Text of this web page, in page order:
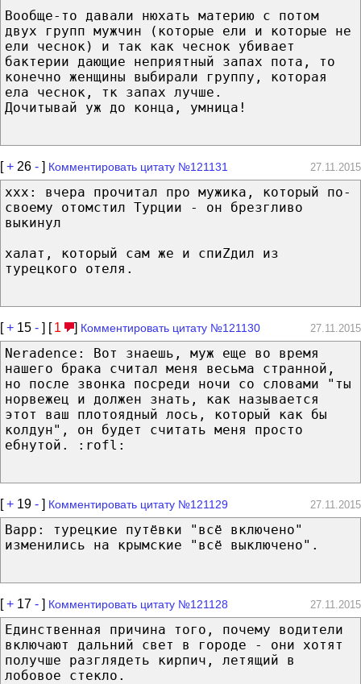
Вообще-то давали нюхать материю с потом
двух групп мужчин (которые ели и которые не
ели чеснок) и так как чеснок убивает
бактерии дающие неприятный запах пота, то
конечно женщины выбирали группу, которая
ела чеснок, тк запах лучше.
Дочитывай уж до конца, умница!
[+ 26 - ] Комментировать цитату №121131 27.11.2015
xxx: вчера прочитал про мужика, который по-
своему отомстил Турции - он брезгливо
выкинул
халат, который сам же и спиZдил из
турецкого отеля.
[+ 15 - ] [ 1 ] Комментировать цитату №121130 27.11.2015
Neradence: Вот знаешь, муж еще во время
нашего брака считал меня весьма странной,
но после звонка посреди ночи со словами "ты
норвежец и должен знать, как называется
этот ваш плотоядный лось, который как бы
колдун", он будет считать меня просто
ебнутой. :rofl:
[+ 19 - ] Комментировать цитату №121129 27.11.2015
Варр: турецкие путёвки "всё включено"
изменились на крымские "всё выключено".
[+ 17 - ] Комментировать цитату №121128 27.11.2015
Единственная причина того, почему водители
включают дальний свет в городе - они хотят
получше разглядеть кирпич, летящий в
лобовое стекло.